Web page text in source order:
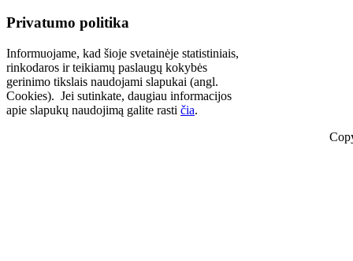
Privatumo politika
Informuojame, kad šioje svetainėje statistiniais,
rinkodaros ir teikiamų paslaugų kokybės
gerinimo tikslais naudojami slapukai (angl.
Cookies). Jei sutinkate, daugiau informacijos
apie slapukų naudojimą galite rasti čia.